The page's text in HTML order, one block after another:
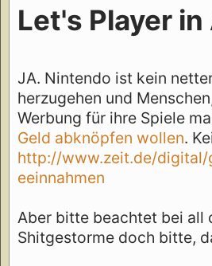
Let's Player
JA. Nintendo ist kein
herzugehen und
Werbung für ihre Spiele
Geld abknöpfen wollen.
http://www.zeit.de/digital/
eeinnahmen
Aber bitte beachtet bei all
Shitgestorme doch bitte,